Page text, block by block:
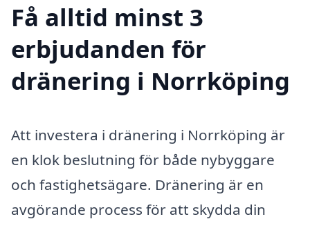
Få alltid minst 3
erbjudanden för
dränering i Norrköping
Att investera i dränering i Norrköping är
en klok beslutning för både nybyggare
och fastighetsägare. Dränering är en
avgörande process för att skydda din